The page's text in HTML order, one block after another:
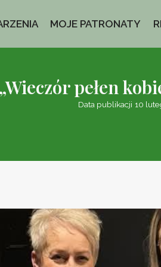
MOJE PATRONATY
„Wieczór pełen
Data publikacji 10